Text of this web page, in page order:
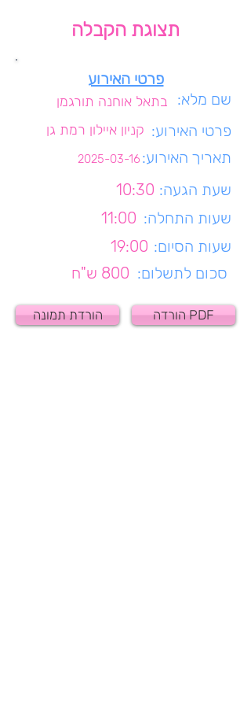
תצוגת הקבלה
פרטי האירוע
בתאל אוחנה תורגמן שם מלא:
קניון איילון רמת גן פרטי האירוע:
2025-03-16 תאריך האירוע:
10:30 שעת הגעה:
11:00 שעות התחלה:
19:00 שעות הסיום:
800 ש"ח סכום לתשלום:
הורדת תמונה הורדה PDF